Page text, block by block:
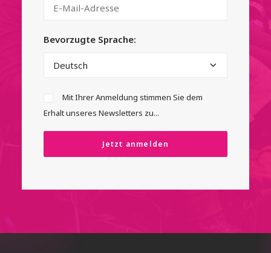
Bevorzugte Sprache:
Mit Ihrer Anmeldung stimmen Sie dem
Erhalt unseres Newsletters zu...